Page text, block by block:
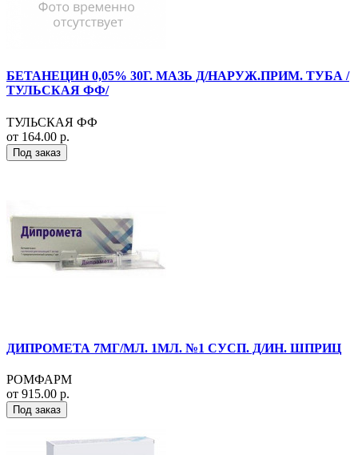
БЕТАНЕЦИН 0,05% 30Г. МАЗЬ Д/НАРУЖ.ПРИМ. ТУБА /
ТУЛЬСКАЯ ФФ/
ТУЛЬСКАЯ ФФ
от 164.00 р.
Под заказ
ДИПРОМЕТА 7МГ/МЛ. 1МЛ. №1 СУСП. Д/ИН. ШПРИЦ
РОМФАРМ
от 915.00 р.
Под заказ